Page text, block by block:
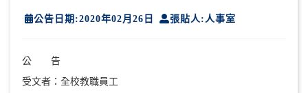
公告日期:2020年02月26日 張貼人:人事室
公 告
受文者：全校教職員工